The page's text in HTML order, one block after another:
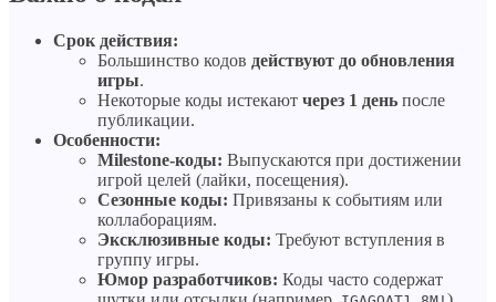
Срок действия:
Большинство кодов действуют до обновления
игры.
Некоторые коды истекают через 1 день после
публикации.
Особенности:
Milestone-коды: Выпускаются при достижении
игрой целей (лайки, посещения).
Сезонные коды: Привязаны к событиям или
коллаборациям.
Эксклюзивные коды: Требуют вступления в
группу игры.
Юмор разработчиков: Коды часто содержат